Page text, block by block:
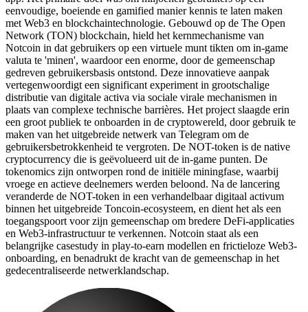
eenvoudige, boeiende en gamified manier kennis te laten maken
met Web3 en blockchaintechnologie. Gebouwd op de The Open
Network (TON) blockchain, hield het kernmechanisme van
Notcoin in dat gebruikers op een virtuele munt tikten om in-game
valuta te 'minen', waardoor een enorme, door de gemeenschap
gedreven gebruikersbasis ontstond. Deze innovatieve aanpak
vertegenwoordigt een significant experiment in grootschalige
distributie van digitale activa via sociale virale mechanismen in
plaats van complexe technische barrières. Het project slaagde erin
een groot publiek te onboarden in de cryptowereld, door gebruik te
maken van het uitgebreide netwerk van Telegram om de
gebruikersbetrokkenheid te vergroten. De NOT-token is de native
cryptocurrency die is geëvolueerd uit de in-game punten. De
tokenomics zijn ontworpen rond de initiële miningfase, waarbij
vroege en actieve deelnemers werden beloond. Na de lancering
veranderde de NOT-token in een verhandelbaar digitaal activum
binnen het uitgebreide Toncoin-ecosysteem, en dient het als een
toegangspoort voor zijn gemeenschap om bredere DeFi-applicaties
en Web3-infrastructuur te verkennen. Notcoin staat als een
belangrijke casestudy in play-to-earn modellen en frictieloze Web3-
onboarding, en benadrukt de kracht van de gemeenschap in het
gedecentraliseerde netwerklandschap.